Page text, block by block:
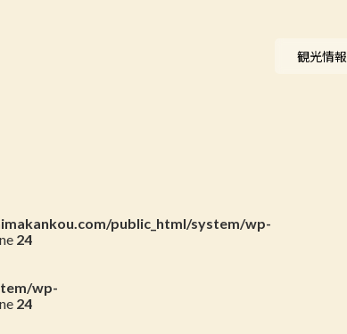
観光情報
public_html/system/wp-
24
wp-
24